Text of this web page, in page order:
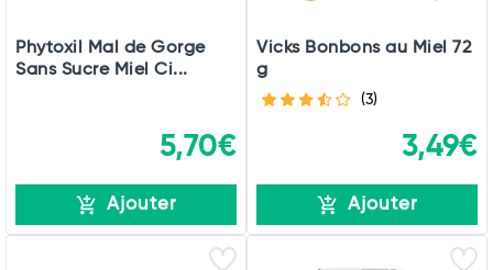
Phytoxil Mal de Gorge
Sans Sucre Miel Ci...
5,70€
Ajouter
Vicks Bonbons au Miel 72
g
(3)
3,49€
Ajouter